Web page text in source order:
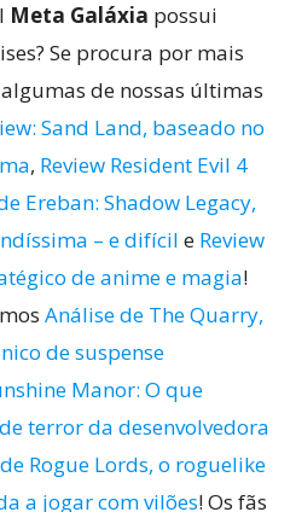
Meta Galáxia possui
Se procura por mais
de nossas últimas
Sand Land, baseado no
, Review Resident Evil 4
Ereban: Shadow Legacy,
– e difícil e Review
de anime e magia!
Análise de The Quarry,
de suspense
Manor: O que
terror da desenvolvedora
Rogue Lords, o roguelike
a jogar com vilões! Os fãs